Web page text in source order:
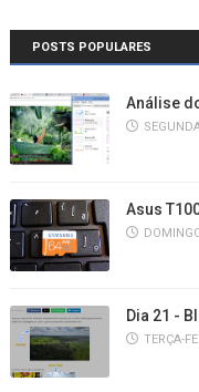
POSTS POPULARES
Análise
Asus
Dia 21 -
TERÇA-